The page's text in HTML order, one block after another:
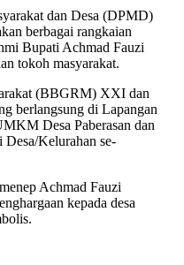
dan Desa (DPMD)
berbagai rangkaian
Bupati Achmad Fauzi
tokoh masyarakat.
(BBGRM) XXI dan
berlangsung di Lapangan
Desa Paberasan dan
Kelurahan se-
Achmad Fauzi
kepada desa